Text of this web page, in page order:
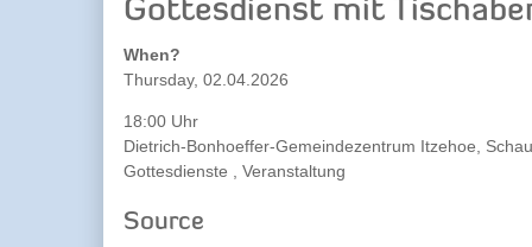
Gottesdienst mit
When?
Thursday, 02.04.2026
18:00 Uhr
Dietrich-Bonhoeffer-Gemeindezentrum Itzehoe,
Gottesdienste , Veranstaltung
Source